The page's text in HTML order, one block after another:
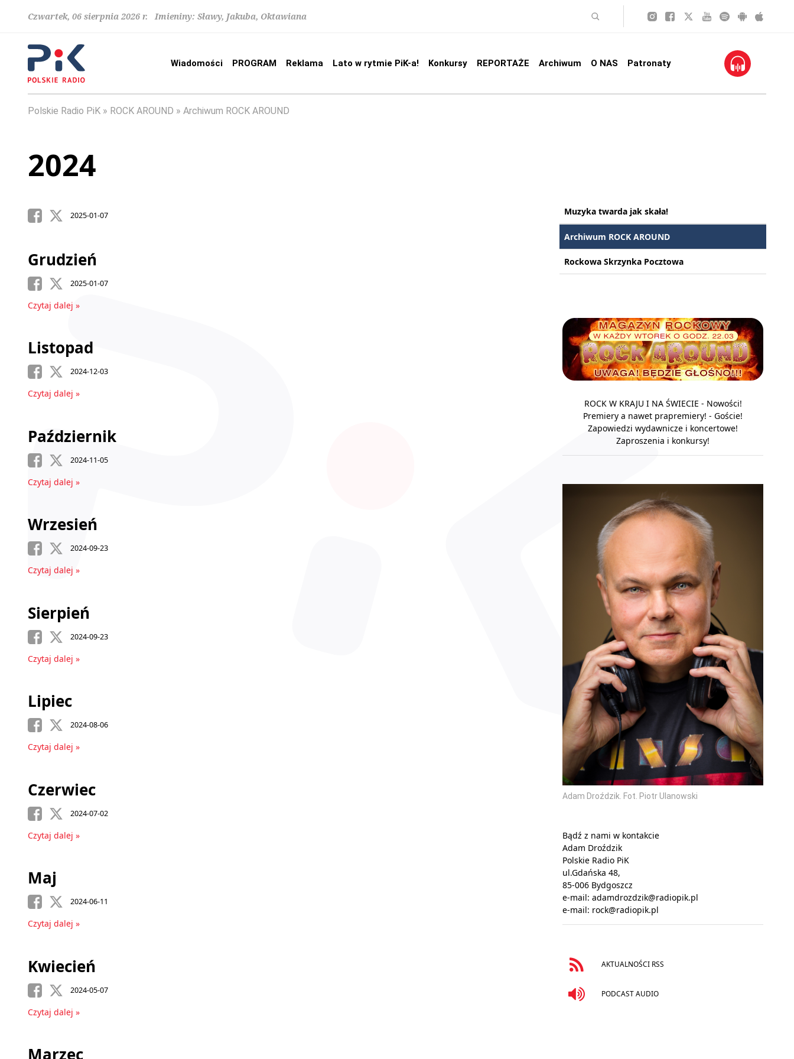
Czwartek, 06 sierpnia 2026 r. Imieniny: Sławy, Jakuba, Oktawiana
Wiadomości PROGRAM Reklama Lato w rytmie PiK-a! Konkursy REPORTAŻE Archiwum O NAS Patronaty
Polskie Radio PiK ROCK AROUND Archiwum ROCK AROUND
2024
2025-01-07
Grudzień
2025-01-07
Czytaj dalej »
Listopad
2024-12-03
Czytaj dalej »
Październik
2024-11-05
Czytaj dalej »
Wrzesień
2024-09-23
Czytaj dalej »
Sierpień
2024-09-23
Czytaj dalej »
Lipiec
2024-08-06
Czytaj dalej »
Czerwiec
2024-07-02
Czytaj dalej »
Maj
2024-06-11
Czytaj dalej »
Kwiecień
2024-05-07
Czytaj dalej »
Marzec
Muzyka twarda jak skała!
Archiwum ROCK AROUND
Rockowa Skrzynka Pocztowa
ROCK W KRAJU I NA ŚWIECIE - Nowości!
Premiery a nawet prapremiery! - Goście!
Zapowiedzi wydawnicze i koncertowe!
Zaproszenia i konkursy!
Adam Droździk. Fot. Piotr Ulanowski
Bądź z nami w kontakcie
Adam Droździk
Polskie Radio PiK
ul.Gdańska 48,
85-006 Bydgoszcz
e-mail: adamdrozdzik@radiopik.pl
e-mail: rock@radiopik.pl
AKTUALNOŚCI RSS
PODCAST AUDIO